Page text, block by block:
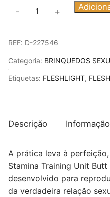
Quantidade
-
UNIDADE
TREINAMENTO
- +
REF: D-227546
Categoria: BRINQUEDOS
Etiquetas: FLESHLIGHT,
Descrição
A prática leva à
Stamina Training Unit
desenvolvido para
da verdadeira relação